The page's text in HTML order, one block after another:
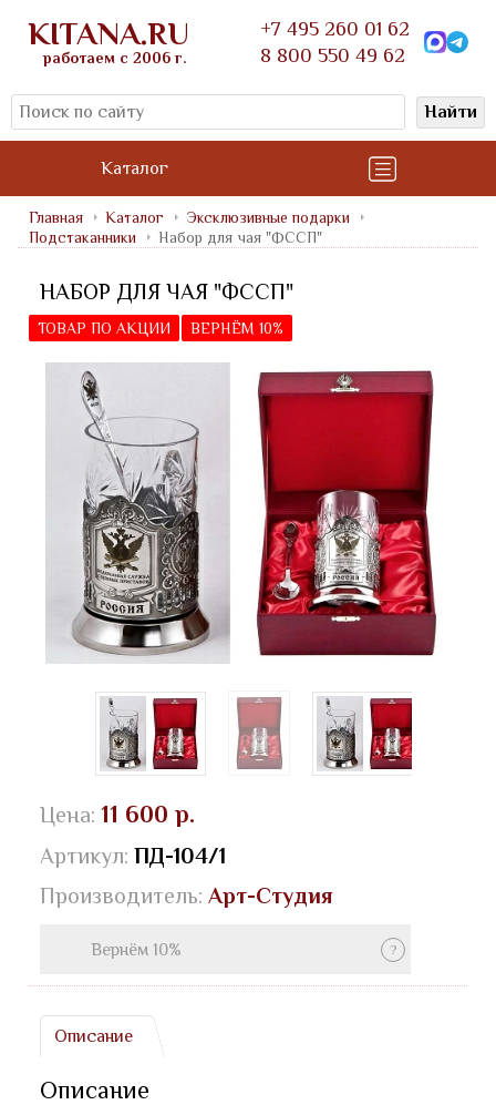
KITANA.RU
работаем с 2006 г.
+7 495 260 01 62
8 800 550 49 62
Найти
Каталог
Главная Каталог
Эксклюзивные подарки
Подстаканники
Набор для чая "ФССП"
НАБОР ДЛЯ ЧАЯ "ФССП"
ТОВАР ПО АКЦИИ ВЕРНЁМ 10%
Цена: 11 600 р.
Артикул: ПД-104/1
Производитель: Арт-Студия
Вернём 10%
Описание
Описание